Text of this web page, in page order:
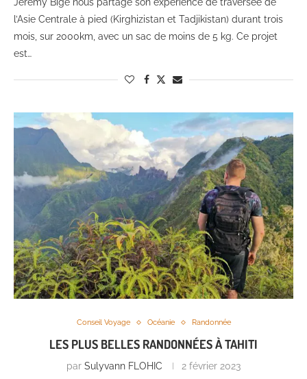
Jérémy Bigé nous partage son expérience de traversée de
l’Asie Centrale à pied (Kirghizistan et Tadjikistan) durant trois
mois, sur 2000km, avec un sac de moins de 5 kg. Ce projet
est…
Conseil Voyage Océanie Randonnée
LES PLUS BELLES RANDONNÉES À TAHITI
par Sulyvann FLOHIC 2 février 2023